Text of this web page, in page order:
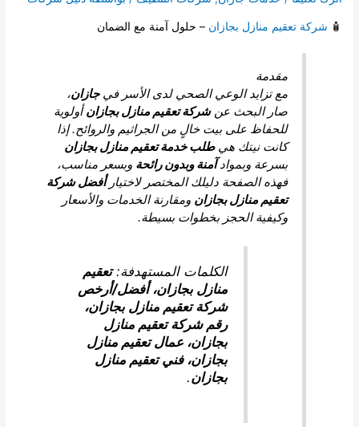
تعقيم منازل بجازان– حلول آمنة مع الضمان
مع تزايد الوعي الصحي لدى الأسر فيجازان ،
صار البحث عنشركة تعقيم منازل بجازانأولوية
للحفاظ على بيت خالٍ من الجراثيم والروائح. إذا
كانت نيتك هيطلب خدمة تعقيم منازل بجازان
بسرعة وبمواد آمنة وبدون رائحةوبسعر مناسب،
فهذه الصفحة دليلك المختصر لاختيارأفضل شركة
تعقيم منازل بجازانومقارنة الخدمات والأسعار
وكيفية الحجز بخطوات بسيطة.
الكلمات المستهدفة:تعقيم
منازل بجازان، أفضل/أرخص
شركة تعقيم منازل بجازان،
رقم شركة تعقيم منازل
بجازان، عمال تعقيم منازل
بجازان، فني تعقيم منازل